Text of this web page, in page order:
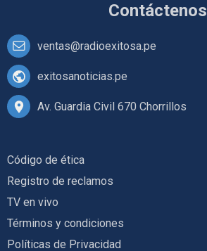
Contáctenos
ventas@radioexitosa.pe
exitosanoticias.pe
Av. Guardia Civil 670 Chorrillos
Código de ética
Registro de reclamos
TV en vivo
Términos y condiciones
Políticas de Privacidad